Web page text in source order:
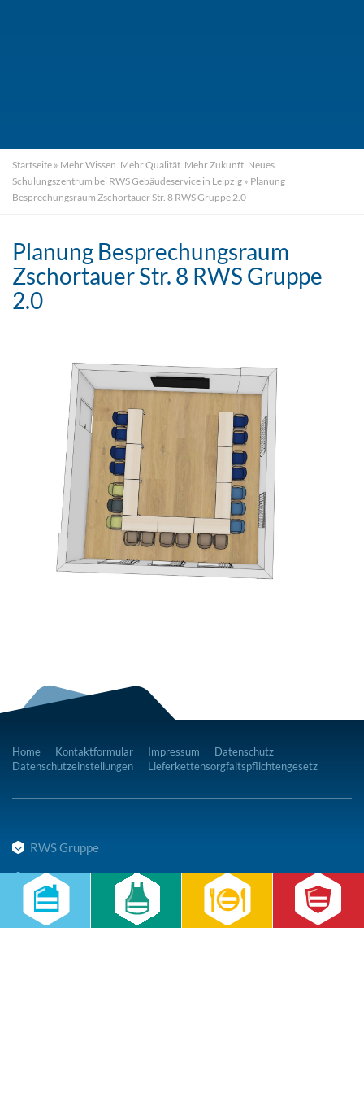
Startseite » Mehr Wissen. Mehr Qualität. Mehr Zukunft. Neues
Schulungszentrum bei RWS Gebäudeservice in Leipzig » Planung
Besprechungsraum Zschortauer Str. 8 RWS Gruppe 2.0
Planung Besprechungsraum
Zschortauer Str. 8 RWS Gruppe
2.0
Home Kontaktformular Impressum
Datenschutz
Datenschutzeinstellungen
Lieferkettensorgfaltspflichtengesetz
RWS Gruppe
Gebäudeservice
Hauswirtschaft